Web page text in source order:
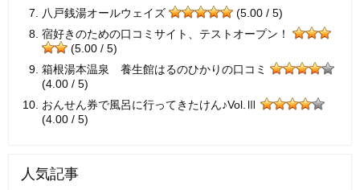
八戸銭湯オールウェイズ
(5.00 / 5)
宿好きのための口コミサイト、テストオープン！
(5.00 / 5)
箱根湯本温泉 養生館はるのひかりの口コミ
(4.00 / 5)
おんせん券で風呂に行ってきたけん♪Vol.Ⅲ
(4.00 / 5)
人気記事